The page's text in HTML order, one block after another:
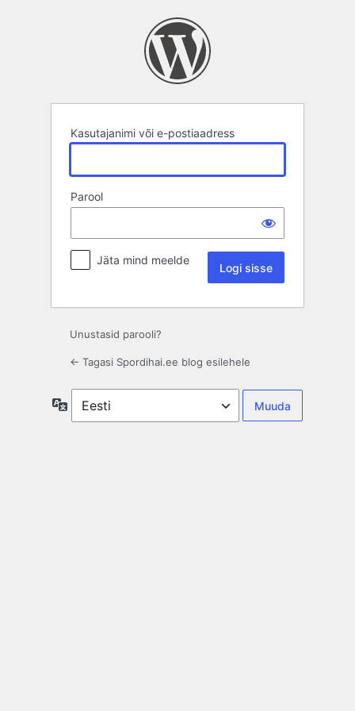
Kasutajanimi või e-postiaadress
Parool
Jäta mind meelde
Unustasid parooli?
← Tagasi Spordihai.ee blog esilehele
Keel